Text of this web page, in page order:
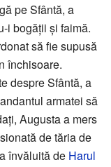
pe Sfântă, a
i bogății și faimă.
să fie supusă
închisoare.
despre Sfântă, a
armatei să
Augusta a mers
de tăria de
învăluită de Harul